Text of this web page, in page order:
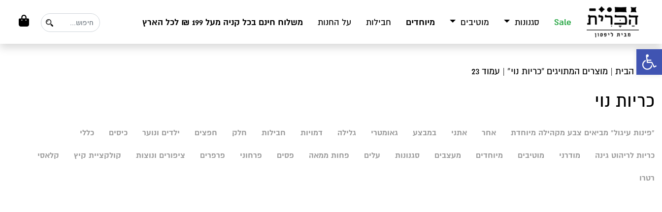
פתח סרגל נגישות
Sale סגנונות מוטיבים מיוחדים חבילות על החנות משלוח חינם בכל קניה מעל 199 ₪ לכל הארץ
עמוד הבית | מוצרים המתויגים “כריות נוי” | עמוד 23
כריות נוי
"פינות עיגול" מביאים צבע מקהילה מיוחדת אחר אתני במבצע גאומטרי גלילה דמויות חבילות חלק חפצים ילדים ונוער כיסים כללי
כריות לריהוט גינה מודרני מוטיבים מיוחדים מעצבים סגנונות עלים פחות ממאה פסים פרחוני פרפרים ציפורים ונוצות קולקציית קיץ קלאסי
רטרו